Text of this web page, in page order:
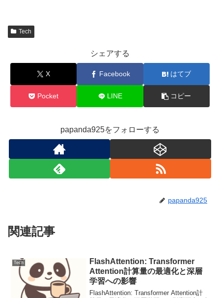
Tech
シェアする
X Facebook はてブ
Pocket LINE コピー
papanda925をフォローする
papanda925
関連記事
Tech
FlashAttention: Transformer
Attention計算量の最適化と深層
学習への影響
FlashAttention: Transformer Attention計